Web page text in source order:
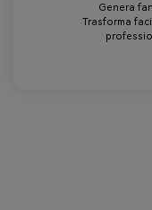
Genera
Trasforma